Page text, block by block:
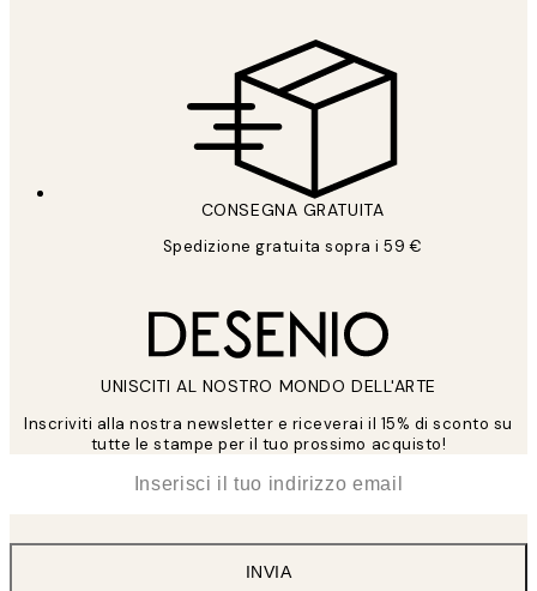
CONSEGNA GRATUITA
Spedizione gratuita sopra i 59 €
UNISCITI AL NOSTRO MONDO DELL'ARTE
Inscriviti alla nostra newsletter e riceverai il 15% di sconto su
tutte le stampe per il tuo prossimo acquisto!
INVIA